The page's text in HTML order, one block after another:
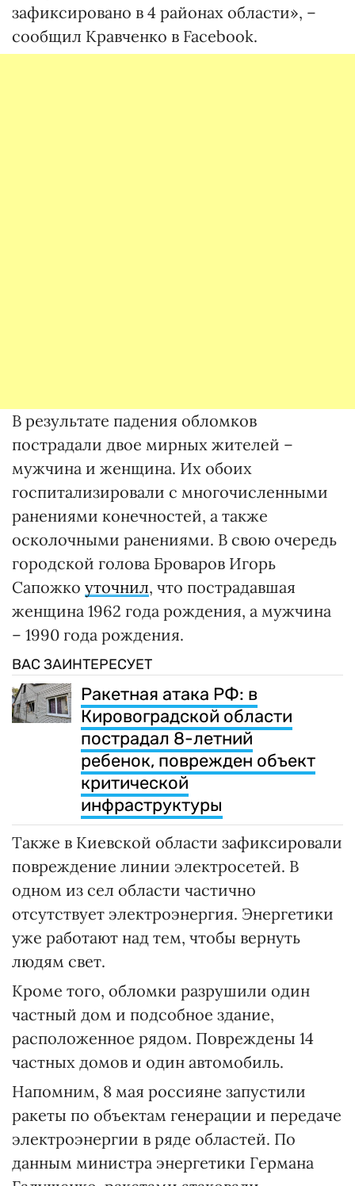
зафиксировано в 4 районах области», –
сообщил Кравченко в Facebook.
В результате падения обломков
пострадали двое мирных жителей –
мужчина и женщина. Их обоих
госпитализировали с многочисленными
ранениями конечностей, а также
осколочными ранениями. В свою очередь
городской голова Броваров Игорь
Сапожко уточнил, что пострадавшая
женщина 1962 года рождения, а мужчина
– 1990 года рождения.
ВАС ЗАИНТЕРЕСУЕТ
Ракетная атака РФ: в
Кировоградской области
пострадал 8-летний
ребенок, поврежден объект
критической
инфраструктуры
Также в Киевской области зафиксировали
повреждение линии электросетей. В
одном из сел области частично
отсутствует электроэнергия. Энергетики
уже работают над тем, чтобы вернуть
людям свет.
Кроме того, обломки разрушили один
частный дом и подсобное здание,
расположенное рядом. Повреждены 14
частных домов и один автомобиль.
Напомним, 8 мая россияне запустили
ракеты по объектам генерации и передаче
электроэнергии в ряде областей. По
данным министра энергетики Германа